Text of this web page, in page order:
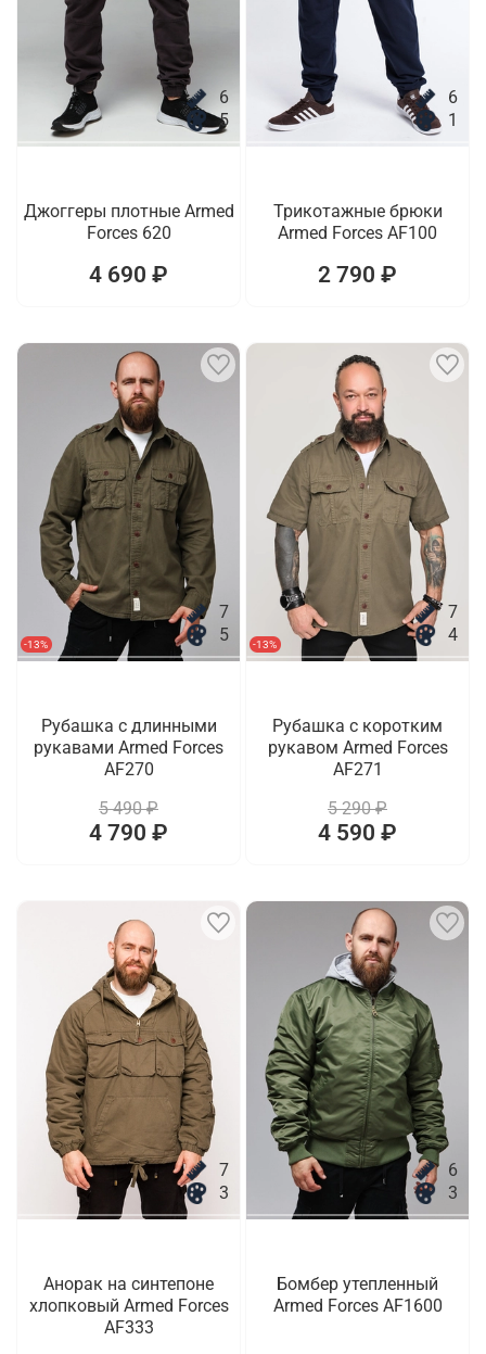
6
5
Джоггеры плотные Armed
Forces 620
4 690 ₽
6
1
Трикотажные брюки
Armed Forces AF100
2 790 ₽
-13%
7
5
Рубашка с длинными
рукавами Armed Forces
AF270
5 490 ₽
4 790 ₽
-13%
7
4
Рубашка с коротким
рукавом Armed Forces
AF271
5 290 ₽
4 590 ₽
7
3
Анорак на синтепоне
хлопковый Armed Forces
AF333
6
3
Бомбер утепленный
Armed Forces AF1600